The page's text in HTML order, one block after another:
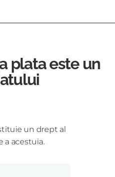
plata este un
un drept al
a acestuia.